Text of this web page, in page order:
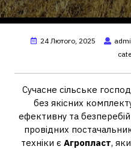
24 Лютого, 2025
Сучасне сільське
без якісних
ефективну та
провідних
техніки є Агропласт,